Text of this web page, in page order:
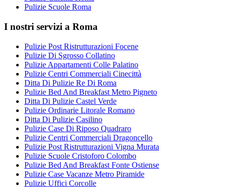
Pulizie Scuole Roma
I nostri servizi a Roma
Pulizie Post Ristrutturazioni Focene
Pulizie Di Sgrosso Collatino
Pulizie Appartamenti Colle Palatino
Pulizie Centri Commerciali Cinecittà
Ditta Di Pulizie Re Di Roma
Pulizie Bed And Breakfast Metro Pigneto
Ditta Di Pulizie Castel Verde
Pulizie Ordinarie Litorale Romano
Ditta Di Pulizie Casilino
Pulizie Case Di Riposo Quadraro
Pulizie Centri Commerciali Dragoncello
Pulizie Post Ristrutturazioni Vigna Murata
Pulizie Scuole Cristoforo Colombo
Pulizie Bed And Breakfast Fonte Ostiense
Pulizie Case Vacanze Metro Piramide
Pulizie Uffici Corcolle